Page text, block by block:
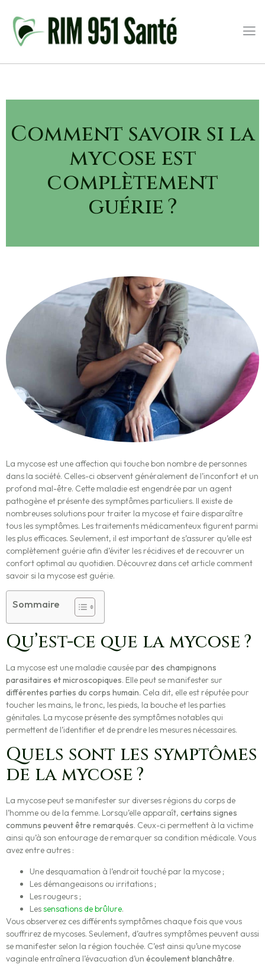
Comment savoir si la
mycose est
complètement
guérie ?
La mycose est une affection qui touche bon nombre de personnes
dans la société. Celles-ci observent généralement de l’inconfort et un
profond mal-être. Cette maladie est engendrée par un agent
pathogène et présente des symptômes particuliers. Il existe de
nombreuses solutions pour traiter la mycose et faire disparaître
tous les symptômes. Les traitements médicamenteux figurent parmi
les plus efficaces. Seulement, il est important de s’assurer qu’elle est
complètement guérie afin d’éviter les récidives et de recouvrer un
confort optimal au quotidien. Découvrez dans cet article comment
savoir si la mycose est guérie.
Sommaire
Qu’est-ce que la mycose ?
La mycose est une maladie causée pardes champignons
parasitaires et microscopiques. Elle peut se manifester sur
différentes parties du corps humain. Cela dit, elle est réputée pour
toucher les mains, le tronc, les pieds, la bouche et les parties
génitales. La mycose présente des symptômes notables qui
permettent de l’identifier et de prendre les mesures nécessaires.
Quels sont les symptômes
de la mycose ?
La mycose peut se manifester sur diverses régions du corps de
l’homme ou de la femme. Lorsqu’elle apparaît, certains signes
communs peuvent être remarqués. Ceux-ci permettent à la victime
ainsi qu’à son entourage de remarquer sa condition médicale. Vous
avez entre autres :
Une desquamation à l’endroit touché par la mycose ;
Les démangeaisons ou irritations ;
Les rougeurs ;
Lessensations de brûlure.
Vous observerez ces différents symptômes chaque fois que vous
souffrirez de mycoses. Seulement, d’autres symptômes peuvent aussi
se manifester selon la région touchée. C’est ainsi qu’une mycose
vaginale entraînera l’évacuation d’un écoulement blanchâtre.